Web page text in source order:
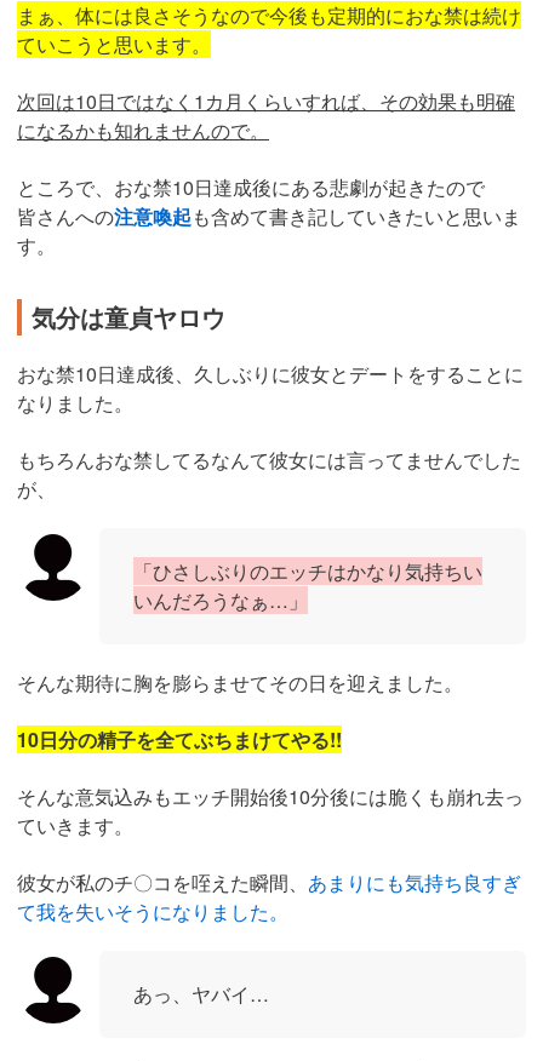
まぁ、体には良さそうなので今後も定期的におな禁は続け
ていこうと思います。
次回は10日ではなく1カ月くらいすれば、その効果も明確
になるかも知れませんので。
ところで、おな禁10日達成後にある悲劇が起きたので
皆さんへの注意喚起も含めて書き記していきたいと思いま
す。
気分は童貞ヤロウ
おな禁10日達成後、久しぶりに彼女とデートをすることに
なりました。
もちろんおな禁してるなんて彼女には言ってませんでした
が、
「ひさしぶりのエッチはかなり気持ちい
いんだろうなぁ…」
そんな期待に胸を膨らませてその日を迎えました。
10日分の精子を全てぶちまけてやる!!
そんな意気込みもエッチ開始後10分後には脆くも崩れ去っ
ていきます。
彼女が私のチ〇コを咥えた瞬間、 あまりにも気持ち良すぎ
て我を失いそうになりました。
あっ、ヤバイ…